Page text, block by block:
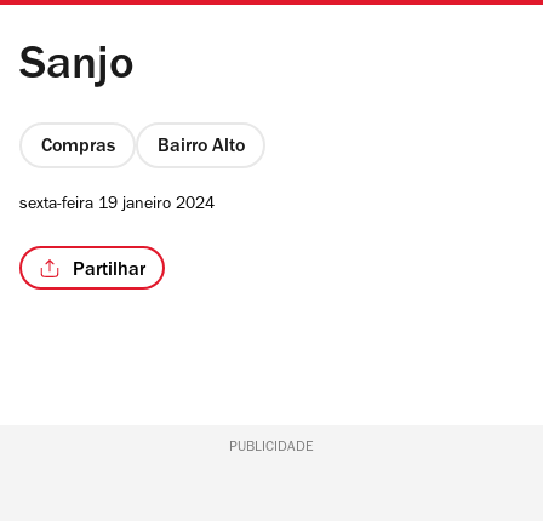
Sanjo
Compras Bairro Alto
sexta-feira 19 janeiro 2024
Partilhar
PUBLICIDADE